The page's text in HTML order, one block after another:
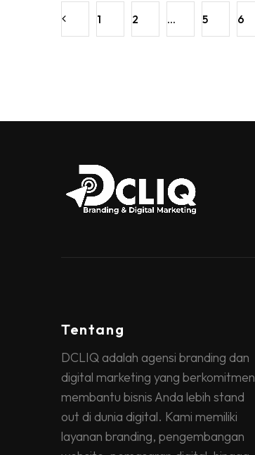
1 2 ... 5 6
Tentang
DCLIQ adalah agensi branding dan
digital marketing yang berkomitmen
membantu bisnis Anda lebih stand
out di dunia digital. Kami memiliki
layanan branding, pengembangan